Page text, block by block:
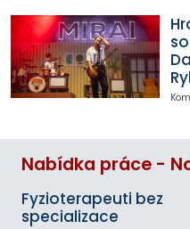
Nabídka práce -
Fyzioterapeuti bez
specializace